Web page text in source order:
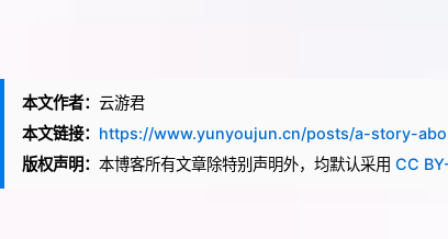
本文作者： 云游君
本文链接： https://www.yunyoujun.cn/posts/a-story-
版权声明： 本博客所有文章除特别声明外，均默认采用 CC